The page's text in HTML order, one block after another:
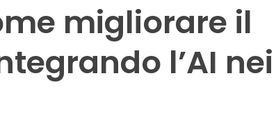
migliorare il
l’AI nei